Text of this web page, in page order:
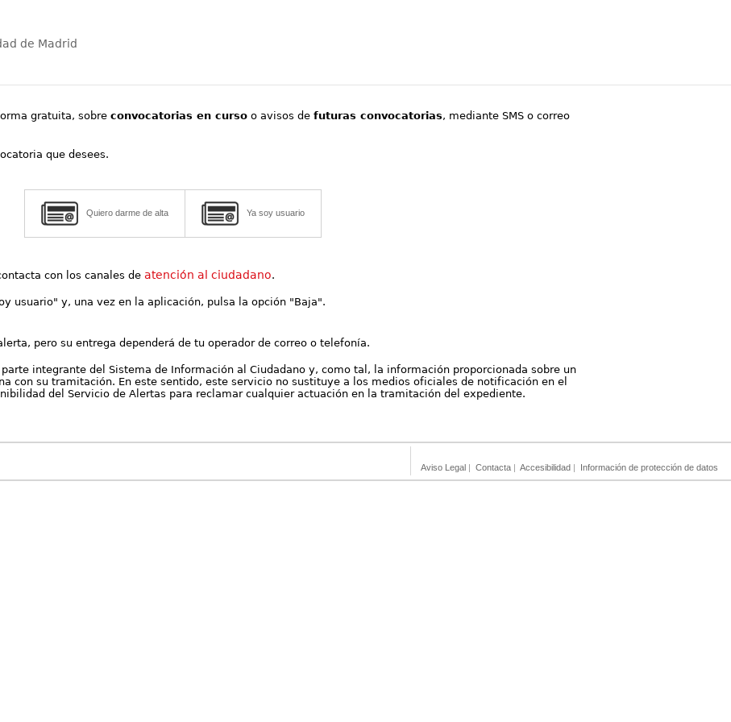
de Madrid
gratuita, sobreconvocatorias en curso o avisos defuturas convocatorias, mediante SMS o correo
que desees.
Quiero darme de alta Ya soy usuario
con los canales deatención al ciudadano.
usuario" y, una vez en la aplicación, pulsa la opción "Baja".
pero su entrega dependerá de tu operador de correo o telefonía.
integrante del Sistema de Información al Ciudadano y, como tal, la información proporcionada sobre un
con su tramitación. En este sentido, este servicio no sustituye a los medios oficiales de notificación en el
del Servicio de Alertas para reclamar cualquier actuación en la tramitación del expediente.
Aviso Legal | Contacta | Accesibilidad | Información de protección de datos